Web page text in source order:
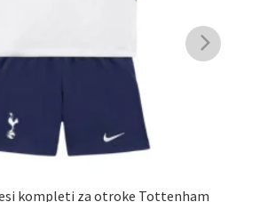
kompleti za otroke Tottenham